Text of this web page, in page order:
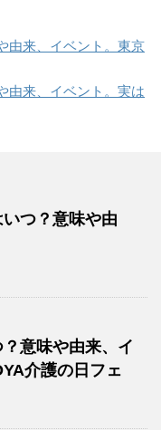
由来、イベント。東京
由来、イベント。実は
つ？意味や由
意味や由来、イ
介護の日フェ